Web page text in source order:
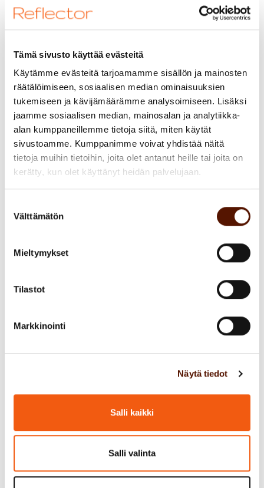
Tämä sivusto käyttää evästeitä
Käytämme evästeitä tarjoamamme sisällön ja mainosten
räätälöimiseen, sosiaalisen median ominaisuuksien
tukemiseen ja kävijämäärämme analysoimiseen. Lisäksi
jaamme sosiaalisen median, mainosalan ja analytiikka-
alan kumppaneillemme tietoja siitä, miten käytät
sivustoamme. Kumppanimme voivat yhdistää näitä
tietoja muihin tietoihin, joita olet antanut heille tai joita on
kerätty, kun olet käyttänyt heidän palvelujaan.
valinta
Välttämätön
Mieltymykset
Tilastot
Markkinointi
Näytä tiedot
Salli kaikki
Salli valinta
liian imelä tai itsestään selvä! Teimme
alustavat sanoitukset ryhmätyönä ja
joista tuli arvojen ensimmäiset versiot.
Seuraavaksi järjestimme arvoista
pienryhmäkeskusteluja. Jokainen sai
arvioida, miten hyvin kukin arvo meillä tällä
hetkellä näkyy käytännössä, asteikolla 1-5.
Arvioimme arvojen näkymistä ihan arjen
tekemisessä: sisäisessä kanssakäymisessä
kollegoiden välillä ja asiakkaiden kanssa
teemme, jotka ilmentävät arvoa?
tehdä eri tavalla, että arvo ilmenisi entistä
Asiakkaamme kokevat, että
arvomme vastaavat heidän arvojaan
Pienryhmäkeskusteluissa arvot